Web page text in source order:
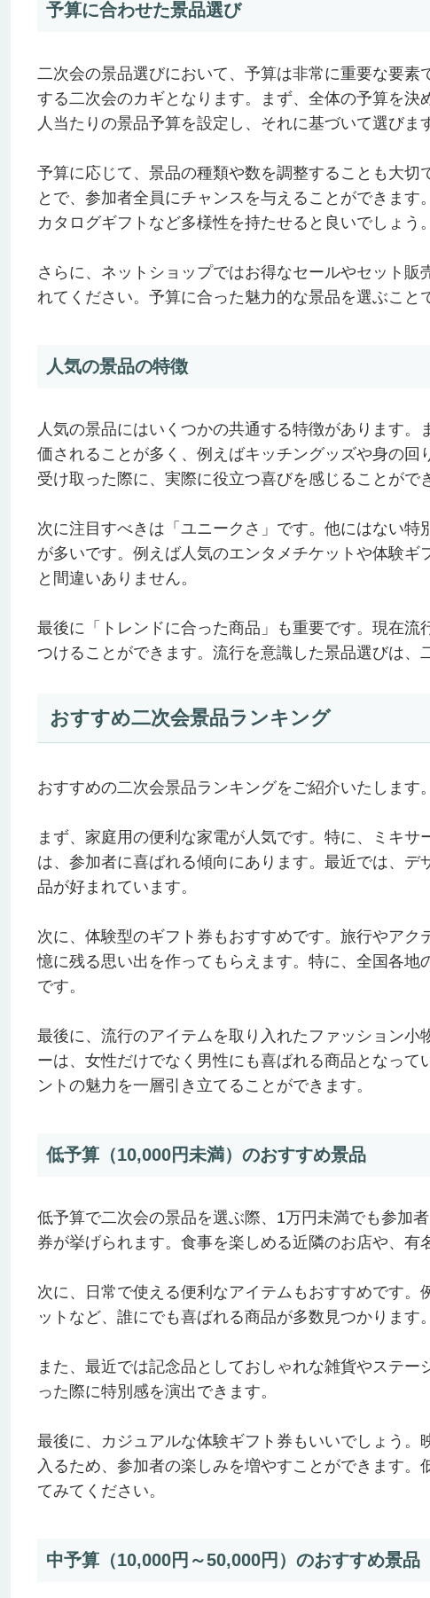
予算に合わせた景品選び
二次会の景品選びにおいて、予算は非常に重要な要
する二次会のカギとなります。まず、全体の予算を
人当たりの景品予算を設定し、それに基づいて選びま
予算に応じて、景品の種類や数を調整することも大
とで、参加者全員にチャンスを与えることができま
カタログギフトなど多様性を持たせると良いでしょう。
さらに、ネットショップではお得なセールやセット
れてください。予算に合った魅力的な景品を選ぶこと
人気の景品の特徴
人気の景品にはいくつかの共通する特徴があります
価されることが多く、例えばキッチングッズや身の
受け取った際に、実際に役立つ喜びを感じることがで
次に注目すべきは「ユニークさ」です。他にはない
が多いです。例えば人気のエンタメチケットや体験
と間違いありません。
最後に「トレンドに合った商品」も重要です。現在
つけることができます。流行を意識した景品選びは、
おすすめ二次会景品ランキング
おすすめの二次会景品ランキングをご紹介いたします
まず、家庭用の便利な家電が人気です。特に、ミキ
は、参加者に喜ばれる傾向にあります。最近では、
品が好まれています。
次に、体験型のギフト券もおすすめです。旅行やア
憶に残る思い出を作ってもらえます。特に、全国各
です。
最後に、流行のアイテムを取り入れたファッション
ーは、女性だけでなく男性にも喜ばれる商品となっ
ントの魅力を一層引き立てることができます。
低予算（10,000円未満）のおすすめ景品
低予算で二次会の景品を選ぶ際、1万円未満でも参加
券が挙げられます。食事を楽しめる近隣のお店や、有
次に、日常で使える便利なアイテムもおすすめです
ットなど、誰にでも喜ばれる商品が多数見つかります
また、最近では記念品としておしゃれな雑貨やステ
った際に特別感を演出できます。
最後に、カジュアルな体験ギフト券もいいでしょう
入るため、参加者の楽しみを増やすことができます
てみてください。
中予算（10,000円～50,000円）のおすすめ景品